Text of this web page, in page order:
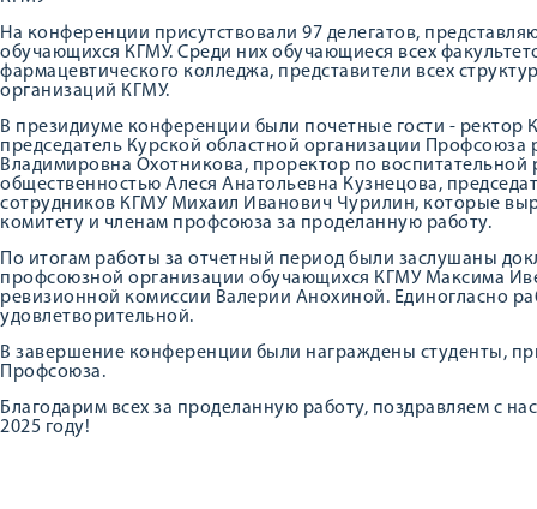
На конференции присутствовали 97 делегатов,
обучающихся КГМУ. Среди них обучающиеся всех
фармацевтического колледжа, представители всех
организаций КГМУ.
В президиуме конференции были почетные гости - ректор
председатель Курской областной организации
Владимировна Охотникова, проректор по воспитательной
общественностью Алеся Анатольевна Кузнецова,
сотрудников КГМУ Михаил Иванович Чурилин, которые
комитету и членам профсоюза за проделанную работу.
По итогам работы за отчетный период были заслушаны
профсоюзной организации обучающихся КГМУ Максима
ревизионной комиссии Валерии Анохиной. Единогласно
удовлетворительной.
В завершение конференции были награждены студенты,
Профсоюза.
Благодарим всех за проделанную работу, поздравляем с
2025 году!